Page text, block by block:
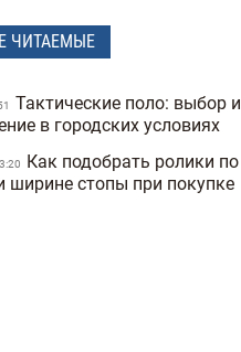
Полиция Мексики
дней не могла найти
"Не спасайте меня,
видео с полицейских
во время
Киеве
ЧИТАЕМЫЕ
Тактические поло: выбор и
в городских условиях
Как подобрать ролики по
ширине стопы при покупке